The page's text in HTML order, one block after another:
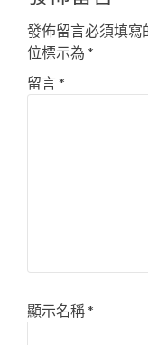
發佈留言必須填寫
位標示為 *
留言*
顯示名稱*